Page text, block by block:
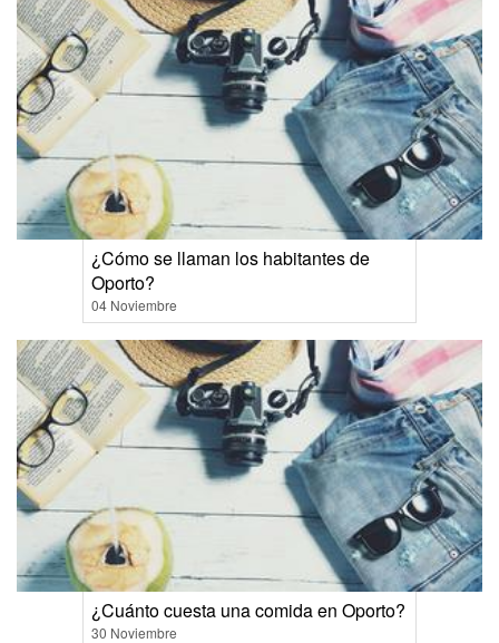
¿Cómo se llaman los habitantes de
Oporto?
04 Noviembre
¿Cuánto cuesta una comida en Oporto?
30 Noviembre